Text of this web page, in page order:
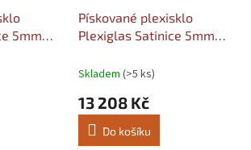
5mm
3050
Pískované plexisklo
Plexiglas Satinice 5mm
Šířka: 2030, Délka: 3050
Skladem (>5 ks)
13 208 Kč
Do košíku